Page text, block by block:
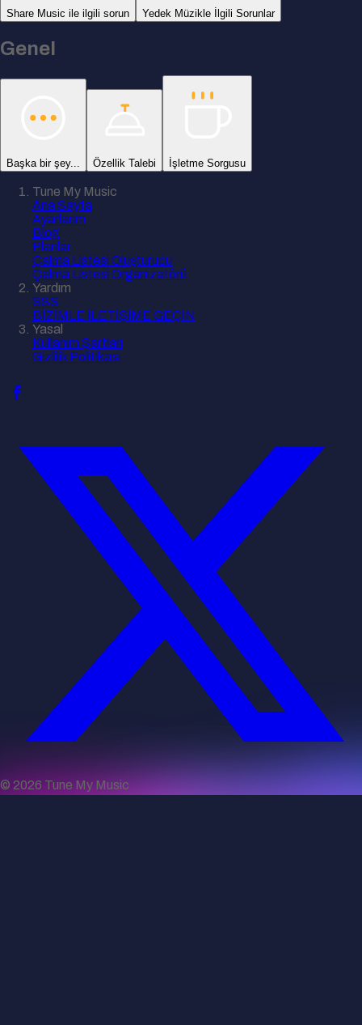
Share Music ile ilgili sorun Yedek Müzikle İlgili Sorunlar
Genel
Başka bir şey... Özellik Talebi İşletme Sorgusu
Tune My Music
Ana Sayfa
Ayarlarım
Blog
Planlar
Çalma Listesi Oluşturucu
Çalma Listesi Organizatörü
Yardım
SSS
BİZİMLE İLETİŞİME GEÇİN
Yasal
Kullanım Şartları
Gizlilik Politikası
© 2026 Tune My Music